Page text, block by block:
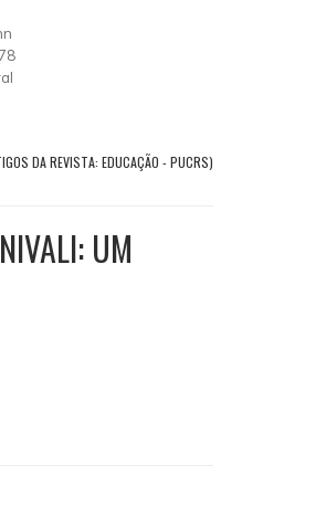
DA REVISTA: EDUCAÇÃO - PUCRS)
UM